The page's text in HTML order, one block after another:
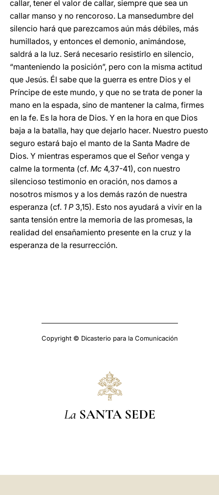
callar, tener el valor de callar, siempre que sea un
callar manso y no rencoroso. La mansedumbre del
silencio hará que parezcamos aún más débiles, más
humillados, y entonces el demonio, animándose,
saldrá a la luz. Será necesario resistirlo en silencio,
“manteniendo la posición”, pero con la misma actitud
que Jesús. Él sabe que la guerra es entre Dios y el
Príncipe de este mundo, y que no se trata de poner la
mano en la espada, sino de mantener la calma, firmes
en la fe. Es la hora de Dios. Y en la hora en que Dios
baja a la batalla, hay que dejarlo hacer. Nuestro puesto
seguro estará bajo el manto de la Santa Madre de
Dios. Y mientras esperamos que el Señor venga y
calme la tormenta (cf. Mc 4,37-41), con nuestro
silencioso testimonio en oración, nos damos a
nosotros mismos y a los demás razón de nuestra
esperanza (cf. 1 P 3,15). Esto nos ayudará a vivir en la
santa tensión entre la memoria de las promesas, la
realidad del ensañamiento presente en la cruz y la
esperanza de la resurrección.
Copyright © Dicasterio para la Comunicación
La SANTA SEDE